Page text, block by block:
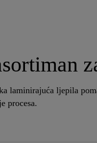
laminirajuća ljepila
procesa.